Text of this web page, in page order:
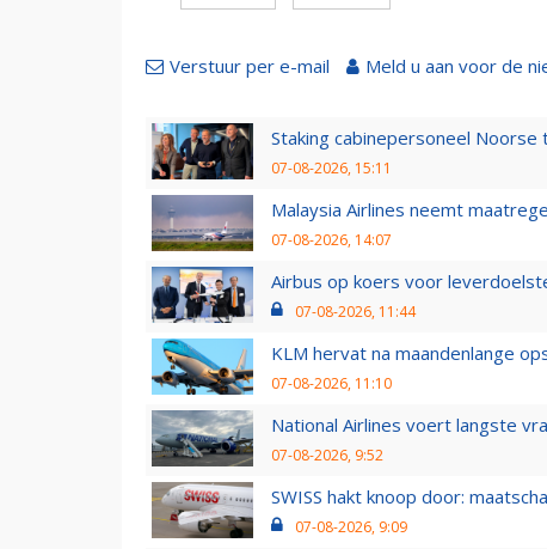
Verstuur per e-mail Meld u aan voor de
Staking cabinepersoneel Noorse
07-08-2026, 15:11
Malaysia Airlines neemt
07-08-2026, 14:07
Airbus op koers voor
07-08-2026, 11:44
KLM hervat na maandenlange
07-08-2026, 11:10
National Airlines voert langste
07-08-2026, 9:52
SWISS hakt knoop door:
07-08-2026, 9:09